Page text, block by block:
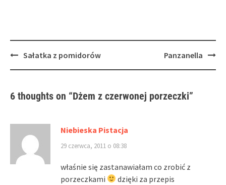
PostSałatka z pomidorów Panzanella
6 thoughts on “Dżem z czerwonej porzeczki”
Niebieska Pistacja
29 czerwca, 2011 o 08:38
właśnie się zastanawiałam co zrobić z
porzeczkami
dzięki za przepis